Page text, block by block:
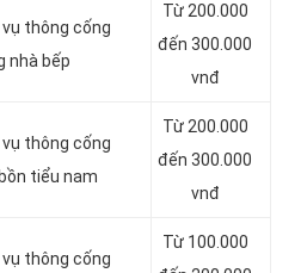
thông cống
nhà bếp
Từ 200.000
đến 300.000
vnđ
thông cống
tiểu nam
Từ 200.000
đến 300.000
vnđ
thông cống
Từ 100.000